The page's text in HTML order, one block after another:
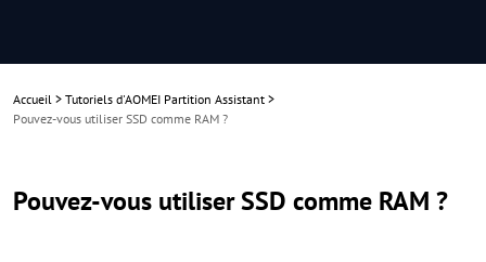
Accueil > Tutoriels d'AOMEI Partition Assistant >
Pouvez-vous utiliser SSD comme RAM ?
Pouvez-vous utiliser SSD comme RAM ?